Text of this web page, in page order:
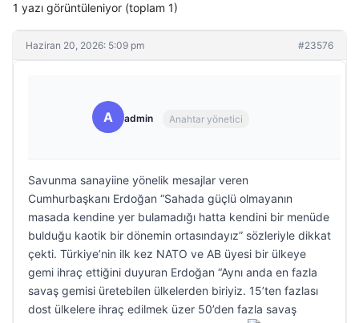
1 yazı görüntüleniyor (toplam 1)
Haziran 20, 2026: 5:09 pm #23576
A admin Anahtar yönetici
Savunma sanayiine yönelik mesajlar veren
Cumhurbaşkanı Erdoğan “Sahada güçlü olmayanın
masada kendine yer bulamadığı hatta kendini bir menüde
bulduğu kaotik bir dönemin ortasındayız” sözleriyle dikkat
çekti. Türkiye’nin ilk kez NATO ve AB üyesi bir ülkeye
gemi ihraç ettiğini duyuran Erdoğan “Aynı anda en fazla
savaş gemisi üretebilen ülkelerden biriyiz. 15’ten fazlası
dost ülkelere ihraç edilmek üzer 50’den fazla savaş